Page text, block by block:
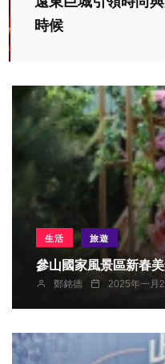
時候
生活 旅遊
鄭銘德 2025年一月